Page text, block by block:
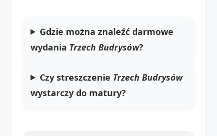
Gdzie można znaleźć darmowe
wydania Trzech Budrysów?
Czy streszczenie Trzech Budrysów
wystarczy do matury?